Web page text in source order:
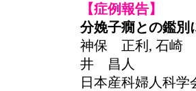
【症例報告】
分娩子癇との鑑別
神保 正利, 石崎
井 昌人
日本産科婦人科学